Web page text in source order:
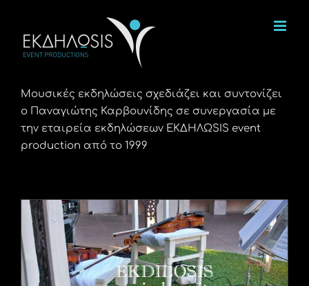
περιεχόμενο
Μουσικές εκδηλώσεις σχεδιάζει και συντονίζει
ο Παναγιώτης Καρβουνίδης σε συνεργασία με
την εταιρεία εκδηλώσεων ΕΚΔΗΛΩSIS event
production από το 1999